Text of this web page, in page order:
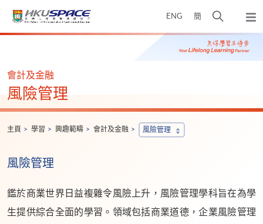
ENG 簡
開
搜
尋
彈
出
主
Main
會計及金融
風險管理
主頁 學習 興趣範疇 會計及金融 風險管理
風險管理
鑑於商業世界日益複雜令風險上升，風險管理學科旨在為學
生提供綜合全面的學習。領域包括商業道德，企業風險管理